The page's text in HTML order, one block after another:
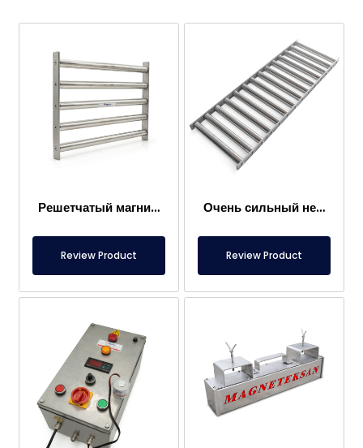
Решетчатый магнит 300×400 мм, притягивающий металлы в пищевых продуктах
Review Product
Очень сильный неодимовый решетчатый магнит 1000×300 мм
Review Product